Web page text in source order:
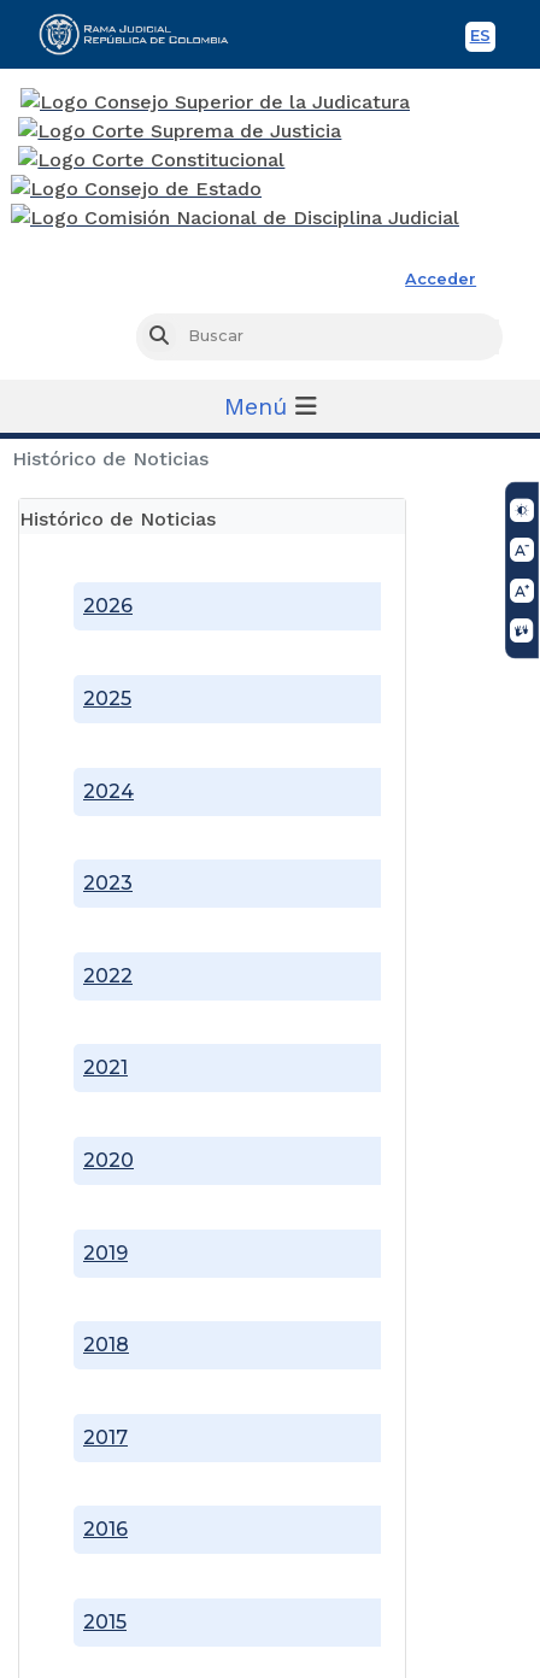
ES
Acceder
Buscar
Menú
Histórico de Noticias
Histórico de Noticias
2015
2016
2017
2018
2019
2020
2021
2022
2023
2024
2025
2026